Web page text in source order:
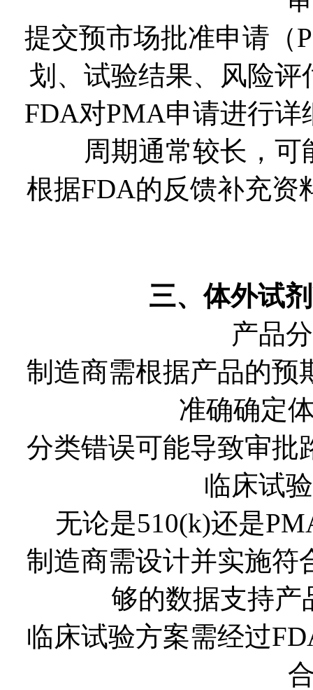
提交预市场批准申请（
划、试验结果、风险
FDA对PMA申请进行
周期通常较长，
根据FDA的反馈补充资
三、体外试
产品
制造商需根据产品的预
准确确定
分类错误可能导致审批
临床试
无论是510(k)还是
制造商需设计并实施符
够的数据支持产
临床试验方案需经过